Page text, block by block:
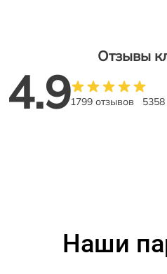
Отзывы
4.91799 отзывов
Наши